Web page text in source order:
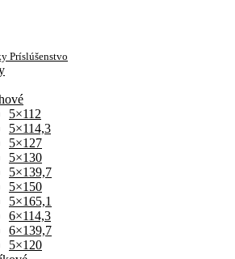
Príslúšenstvo
5×112
5×114,3
5×127
5×130
5×139,7
5×150
5×165,1
6×114,3
6×139,7
5×120